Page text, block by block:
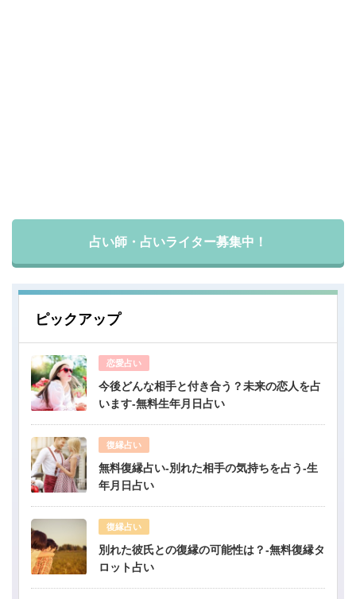
占い師・占いライター募集中！
ピックアップ
恋愛占い
今後どんな相手と付き合う？未来の恋人を占
います-無料生年月日占い
復縁占い
無料復縁占い-別れた相手の気持ちを占う-生
年月日占い
復縁占い
別れた彼氏との復縁の可能性は？-無料復縁タ
ロット占い